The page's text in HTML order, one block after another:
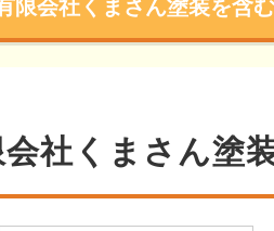
限会社くまさん塗装を含
社くまさん塗